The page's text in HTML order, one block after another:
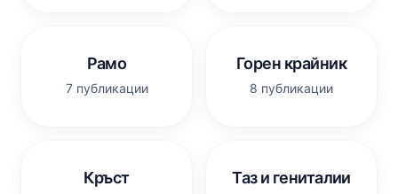
Рамо
7 публикации
Горен крайник
8 публикации
Кръст Таз и гениталии